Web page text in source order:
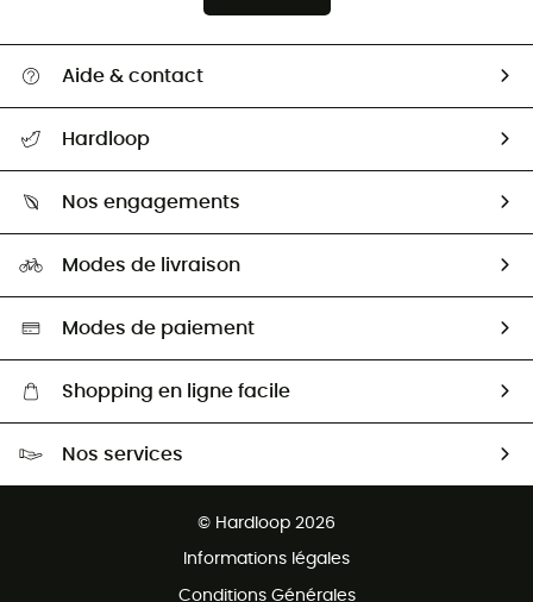
Aide & contact
Retour & remboursement
Guide des tailles
Seconde Main
Aide & Contact
Hardloop
HardGuides
Nos engagements
Sélection éco-responsable
Modes de livraison
Modes de paiement
Shopping en ligne facile
Nos services
© Hardloop 2026
Informations légales
Conditions Générales